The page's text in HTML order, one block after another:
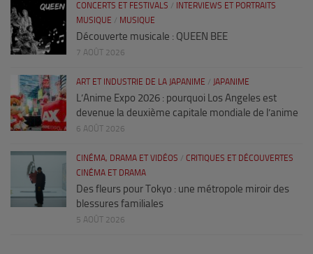
CONCERTS ET FESTIVALS /
INTERVIEWS ET PORTRAITS
MUSIQUE / MUSIQUE
Découverte musicale : QUEEN BEE
7 AOÛT 2026
ART ET INDUSTRIE DE LA JAPANIME / JAPANIME
L’Anime Expo 2026 : pourquoi Los Angeles est
devenue la deuxième capitale mondiale de l’anime
6 AOÛT 2026
CINÉMA, DRAMA ET VIDÉOS / CRITIQUES ET DÉCOUVERTES
CINÉMA ET DRAMA
Des fleurs pour Tokyo : une métropole miroir des
blessures familiales
5 AOÛT 2026